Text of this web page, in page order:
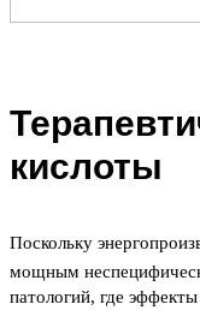
кислоты
Поскольку
мощным
патологий, где